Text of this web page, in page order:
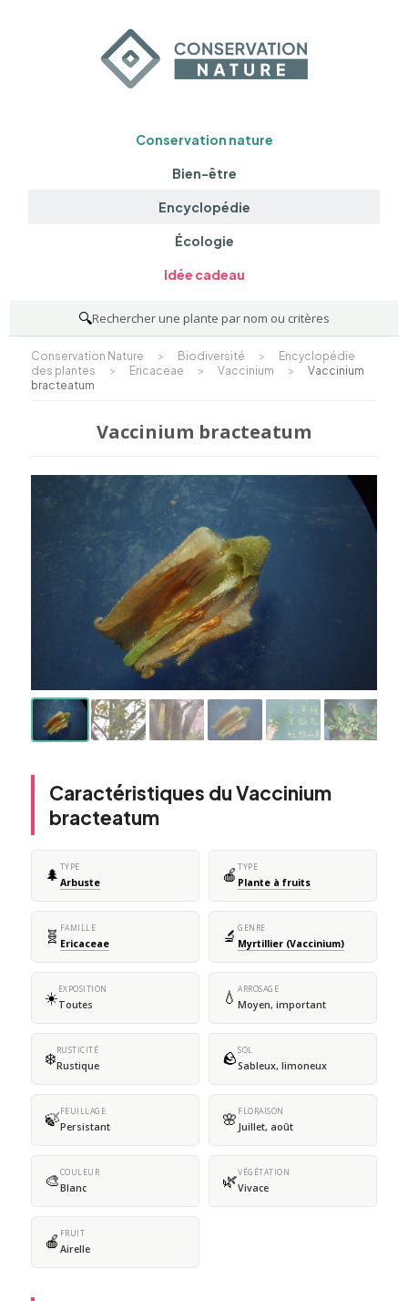
Conservation nature
Bien-être
Encyclopédie
Écologie
Idée cadeau
🔍Rechercher une plante par nom ou critères
Conservation Nature > Biodiversité >
Encyclopédie
des plantes
> Ericaceae > Vaccinium >
Vaccinium
bracteatum
Vaccinium bracteatum
Caractéristiques du Vaccinium
bracteatum
🌲 TYPE
Arbuste 🍎 TYPE
Plante à fruits
🧬 FAMILLE
Ericaceae 🔬 GENRE
Myrtillier (Vaccinium)
☀️EXPOSITION
Toutes 💧 ARROSAGE
Moyen, important
❄️RUSTICITÉ
Rustique 🪨SOL
Sableux, limoneux
🍃FEUILLAGE
Persistant 🌸 FLORAISON
Juillet, août
🎨COULEUR
Blanc 🌿VÉGÉTATION
Vivace
🍎 FRUIT
Airelle